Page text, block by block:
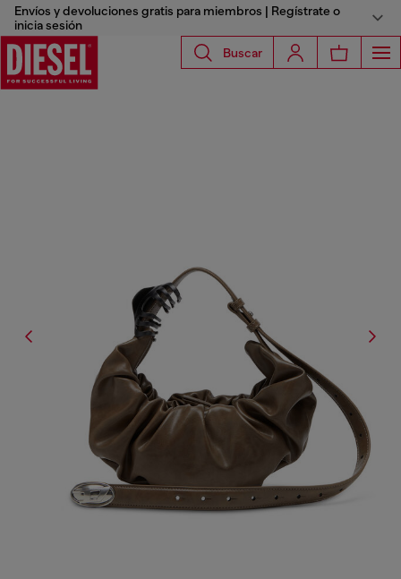
Envíos y devoluciones gratis para miembros | Regístrate o
inicia sesión
Buscar